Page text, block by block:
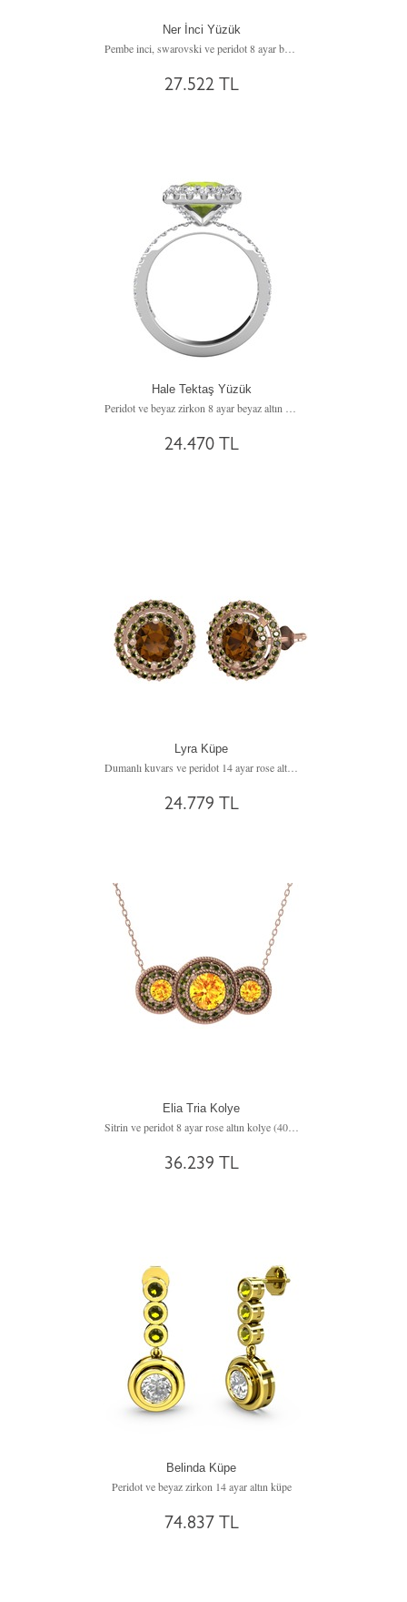
Ner İnci Yüzük
Pembe inci, swarovski ve peridot 8 ayar beyaz altın yüzük
27.522 TL
Hale Tektaş Yüzük
24.470 TL
Lyra Küpe
Dumanlı kuvars ve peridot 14 ayar rose altın küpe
24.779 TL
Elia Tria Kolye
Sitrin ve peridot 8 ayar rose altın kolye (40 cm rose altın rolo zincir)
36.239 TL
Belinda Küpe
Peridot ve beyaz zirkon 14 ayar altın küpe
74.837 TL